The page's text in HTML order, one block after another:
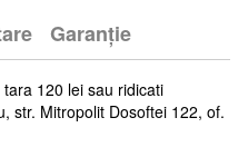
Garanție
120 lei sau ridicati
str. Mitropolit Dosoftei 122, of.